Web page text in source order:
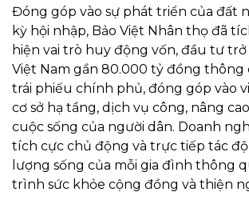
Đóng góp vào sự phát triển của đất
kỳ hội nhập, Bảo Việt Nhân thọ đã
hiện vai trò huy động vốn, đầu tư
Việt Nam gần 80.000 tỷ đồng
trái phiếu chính phủ, đóng góp vào
cơ sở hạ tầng, dịch vụ công, nâng
cuộc sống của người dân. Doanh
tích cực chủ động và trực tiếp tác
lượng sống của mỗi gia đình thông
trình sức khỏe cộng đồng và thiện